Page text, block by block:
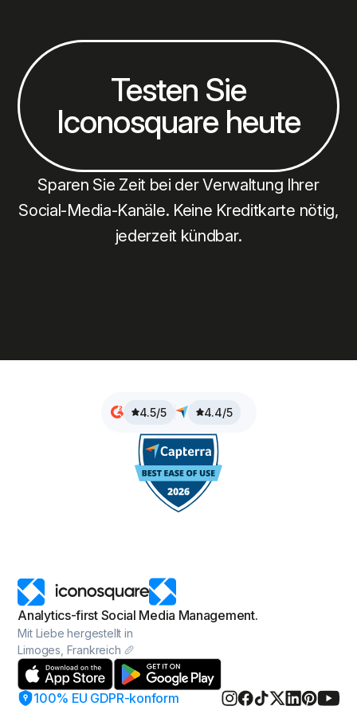
Testen Sie
Iconosquare heute
Sparen Sie Zeit bei der Verwaltung Ihrer
Social-Media-Kanäle. Keine Kreditkarte nötig,
jederzeit kündbar.
4.5/5 4.4/5
Analytics-first Social Media Management.
Mit Liebe hergestellt in
Limoges, Frankreich 🥖
100% EU GDPR-konform